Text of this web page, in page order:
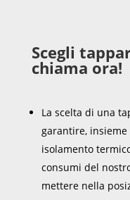
Scegli
chiama ora!
La scelta di una
garantire,
isolamento
consumi del
mettere nella